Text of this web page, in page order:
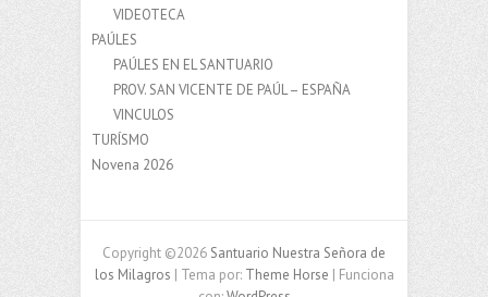
VIDEOTECA
PAÚLES
PAÚLES EN EL SANTUARIO
PROV. SAN VICENTE DE PAÚL – ESPAÑA
VINCULOS
TURÍSMO
Novena 2026
Copyright ©2026 Santuario Nuestra Señora de
los Milagros | Tema por: Theme Horse | Funciona